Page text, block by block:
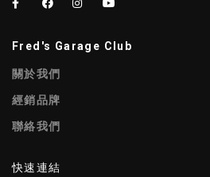
Fred's Garage Club
關於我們
經銷品牌
聯絡我們
快速連結